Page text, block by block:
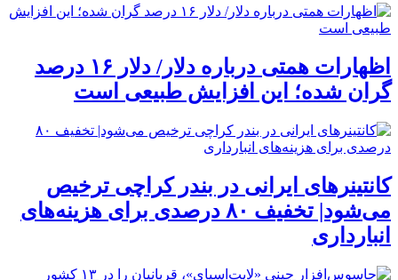
اظهارات همتی درباره دلار/ دلار ۱۶ درصد
گران شده؛ این افزایش طبیعی است
کانتینرهای ایرانی در بندر کراچی ترخیص
می‌شود| تخفیف ۸۰ درصدی برای هزینه‌های
انبارداری